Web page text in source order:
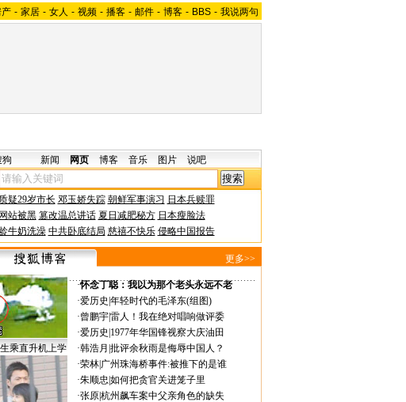
产 - 家居 - 女人 - 视频 - 播客 - 邮件 - 博客 - BBS - 我说两句
新闻 网页 博客 音乐 图片 说吧
疑29岁市长 邓玉娇失踪 朝鲜军事演习 日本兵赎罪
站被黑 篡改温总讲话 夏日减肥秘方 日本瘦脸法
牛奶洗澡 中共卧底结局 慈禧不快乐 侵略中国报告
更多>>
乘直升机上学
·怀念丁聪：我以为那个老头永远不老
·爱历史 年轻时代的毛泽东(组图)
·曾鹏宇|雷人！我在绝对唱响做评委
·爱历史 1977年华国锋视察大庆油田
·韩浩月 批评余秋雨是侮辱中国人？
·荣林| 广州珠海桥事件:被推下的是谁
·朱顺忠 如何把贪官关进笼子里
·张原|杭州飙车案中父亲角色的缺失